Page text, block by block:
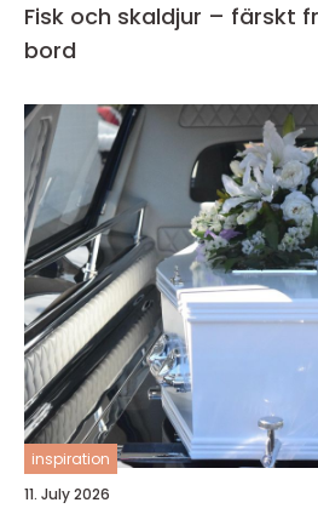
Fisk och skaldjur – färskt
bord
inspiration
11. July 2026